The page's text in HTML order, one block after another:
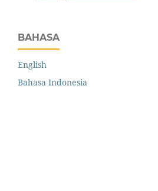
BAHASA
English
Bahasa Indonesia